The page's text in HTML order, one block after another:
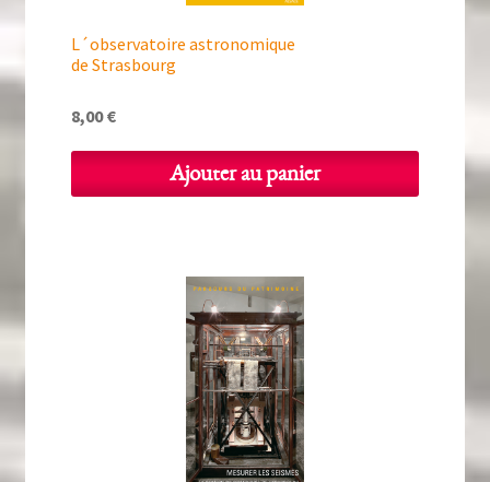
L´observatoire astronomique
de Strasbourg
8,00€
Ajouter au panier